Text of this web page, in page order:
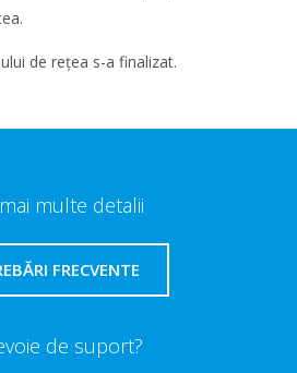
de rețea s-a finalizat.
multe detalii
FRECVENTE
de suport?